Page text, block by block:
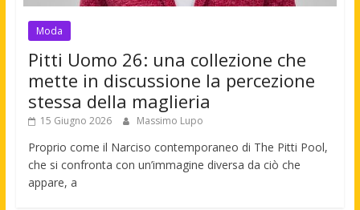
Moda
Pitti Uomo 26: una collezione che
mette in discussione la percezione
stessa della maglieria
15 Giugno 2026 Massimo Lupo
Proprio come il Narciso contemporaneo di The Pitti Pool,
che si confronta con un’immagine diversa da ciò che
appare, a